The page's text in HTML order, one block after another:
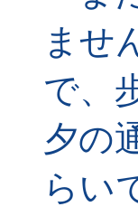
ませ
で、
夕の
らい